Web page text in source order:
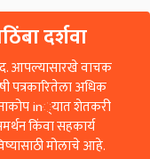
दर्शवा
आपल्यासारखे वाचक
पत्रकारितेला अधिक
in्यात शेतकरी
किंवा सहकार्य
मोलाचे आहे.